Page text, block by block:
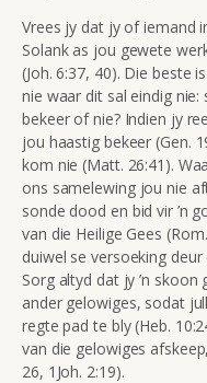
Vrees jy dat jy of iemand
Solank as jou gewete
(Joh. 6:37, 40). Die beste
nie waar dit sal eindig
bekeer of nie? Indien jy
jou haastig bekeer (Gen.
kom nie (Matt. 26:41).
ons samelewing jou nie
sonde dood en bid vir ’n
van die Heilige Gees
duiwel se versoeking
Sorg altyd dat jy ’n skoon
ander gelowiges, sodat
regte pad te bly (Heb.
van die gelowiges
26, 1Joh. 2:19).